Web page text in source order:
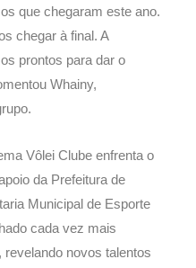
que chegaram este ano.
chegar à final. A
prontos para dar o
Whainy,
Vôlei Clube enfrenta o
da Prefeitura de
Municipal de Esporte
cada vez mais
revelando novos talentos